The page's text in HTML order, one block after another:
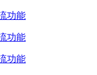
功能
功能
功能